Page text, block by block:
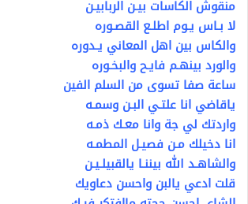
منقوش الكاسات بيـن الربابيـن
لا بـاس يـوم اطلـع القصـوره
والكاس بين اهل المعاني يـدوره
والورد بينهـم فايـح والبخـوره
ساعة صفا تسوى من السلم الفين
ياقاضي انا علتـي البـن وسمـه
واردتك لي جة وانا معـك ذمـه
انا دخيلك مـن فصيـل المطمـه
والشاهـد الله بيننـا يالقبيلـيـن
قلت ادعي يالبن واحسن دعاويك